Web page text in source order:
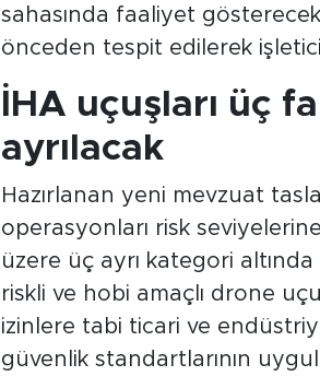
sahasında faaliyet gösterecek
önceden tespit edilerek
İHA uçuşları üç
ayrılacak
Hazırlanan yeni mevzuat
operasyonları risk
üzere üç ayrı kategori
riskli ve hobi amaçlı drone
izinlere tabi ticari ve
güvenlik standartlarının